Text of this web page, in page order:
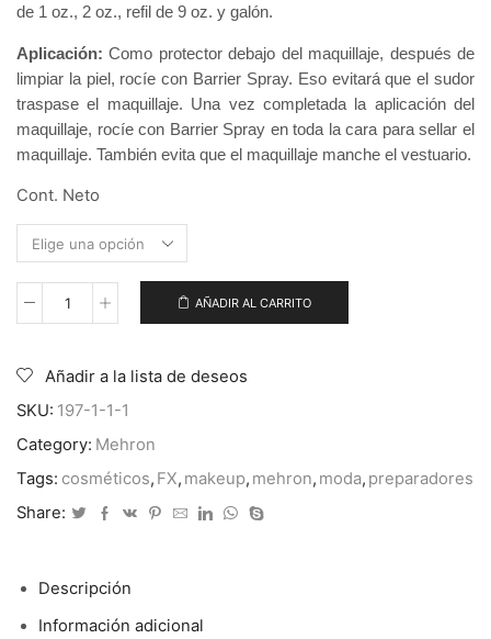
de 1 oz., 2 oz., refil de 9 oz. y galón.
Aplicación: Como protector debajo del maquillaje, después de
limpiar la piel, rocíe con Barrier Spray. Eso evitará que el sudor
traspase el maquillaje. Una vez completada la aplicación del
maquillaje, rocíe con Barrier Spray en toda la cara para sellar el
maquillaje. También evita que el maquillaje manche el vestuario.
Cont. Neto
Barrier
AÑADIR AL CARRITO
Añadir a la lista de deseos
SKU: 197-1-1-1
Category: Mehron
Tags: cosméticos, FX, makeup, mehron, moda, preparadores
Share:
Descripción
Información adicional